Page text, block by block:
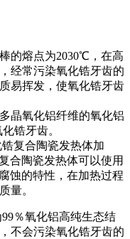
的熔点为2030℃，在高
经常污染氧化锆牙齿的
易挥发，使氧化锆牙齿
晶氧化铝纤维的氧化铝
锆牙齿。
复合陶瓷发热体加
合陶瓷发热体可以使用
蚀的特性，在加热过程
量。
％氧化铝高纯生态结
不会污染氧化锆牙齿的